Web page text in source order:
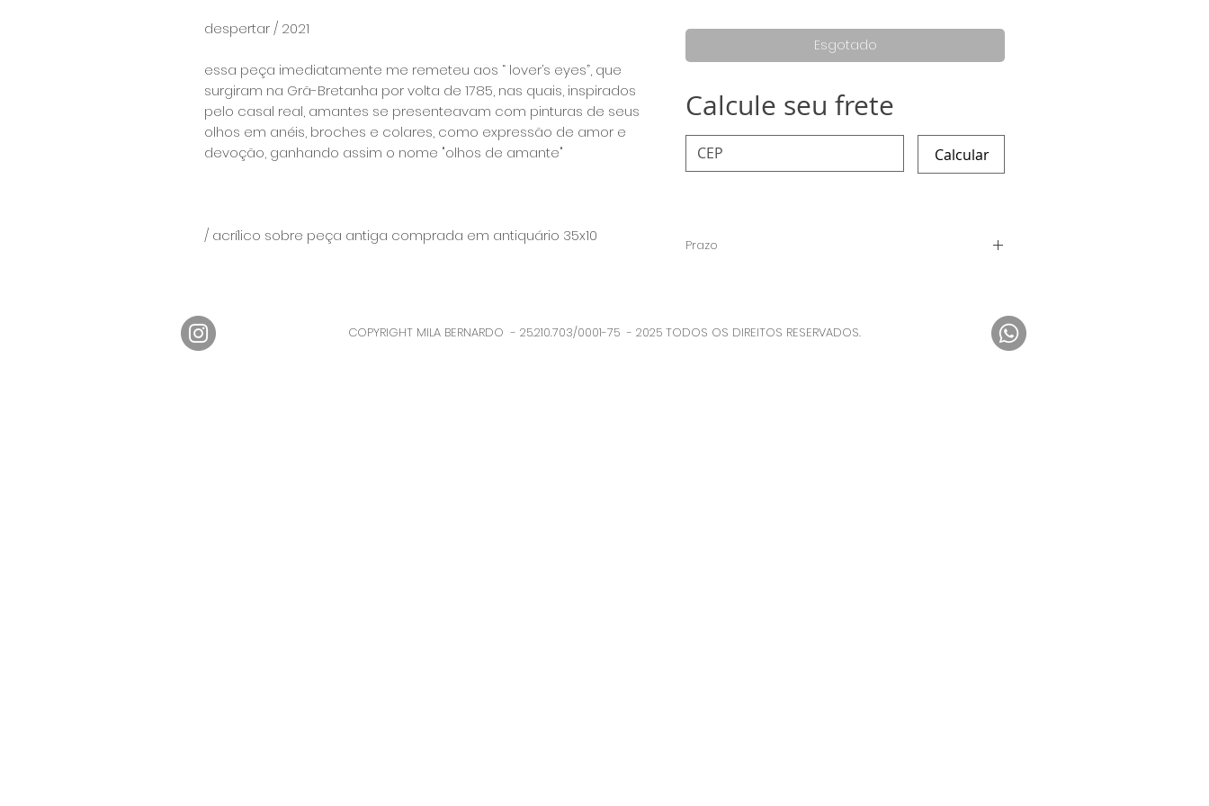
despertar / 2021
essa peça imediatamente me remeteu aos “ lover’s eyes”, que
surgiram na Grã-Bretanha por volta de 1785, nas quais, inspirados
pelo casal real, amantes se presenteavam com pinturas de seus
olhos em anéis, broches e colares, como expressão de amor e
devoção, ganhando assim o nome "olhos de amante" ⠀
/ acrílico sobre peça antiga comprada em antiquário 35x10
Esgotado
Calcule seu frete
Calcular
Prazo
COPYRIGHT MILA BERNARDO - 25.210.703/0001-75 - 2025 TODOS OS DIREITOS RESERVADOS.